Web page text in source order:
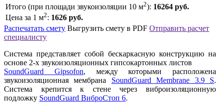
Итого (при площади звукоизоляции 10 м2): 16264 руб.
Цена за 1 м2: 1626 руб.
Распечатать смету Выгрузить смету в PDF Отправить расчет
специалисту
Система представляет собой бескаркасную конструкцию на
основе 2-х звукоизоляционных гипсокартонных листов
SoundGuard Gipsofon, между которыми расположена
звукоизоляционная мембрана SoundGuard Membrane 3.9 S.
Система крепится к стене через виброизоляционную
подложку SoundGuard ВиброСтоп 6.